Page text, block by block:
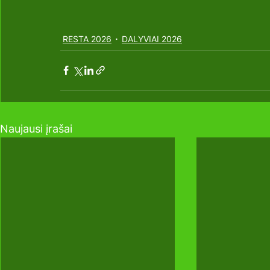
RESTA 2026 DALYVIAI 2026
Naujausi įrašai